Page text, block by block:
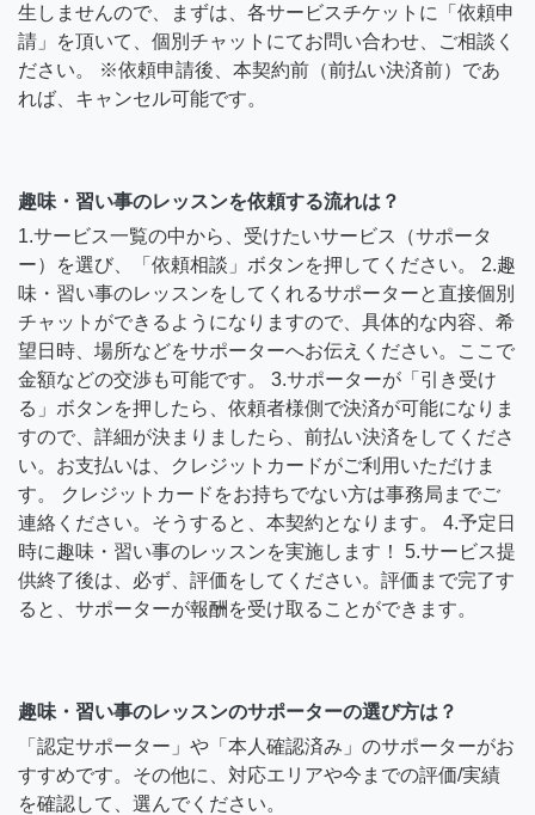
生しませんので、まずは、各サービスチケットに「依頼申
請」を頂いて、個別チャットにてお問い合わせ、ご相談く
ださい。 ※依頼申請後、本契約前（前払い決済前）であ
れば、キャンセル可能です。
趣味・習い事のレッスンを依頼する流れは？
1.サービス一覧の中から、受けたいサービス（サポータ
ー）を選び、「依頼相談」ボタンを押してください。 2.趣
味・習い事のレッスンをしてくれるサポーターと直接個別
チャットができるようになりますので、具体的な内容、希
望日時、場所などをサポーターへお伝えください。ここで
金額などの交渉も可能です。 3.サポーターが「引き受け
る」ボタンを押したら、依頼者様側で決済が可能になりま
すので、詳細が決まりましたら、前払い決済をしてくださ
い。お支払いは、クレジットカードがご利用いただけま
す。 クレジットカードをお持ちでない方は事務局までご
連絡ください。そうすると、本契約となります。 4.予定日
時に趣味・習い事のレッスンを実施します！ 5.サービス提
供終了後は、必ず、評価をしてください。評価まで完了す
ると、サポーターが報酬を受け取ることができます。
趣味・習い事のレッスンのサポーターの選び方は？
「認定サポーター」や「本人確認済み」のサポーターがお
すすめです。その他に、対応エリアや今までの評価/実績
を確認して、選んでください。